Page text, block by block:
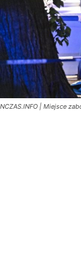
NCZAS.INFO | Miejsce